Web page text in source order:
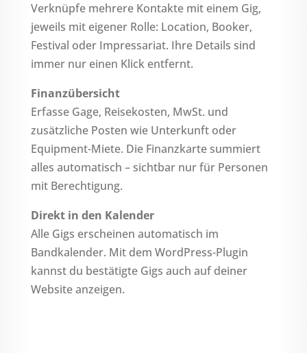
Verknüpfe mehrere Kontakte mit einem Gig,
jeweils mit eigener Rolle: Location, Booker,
Festival oder Impressariat. Ihre Details sind
immer nur einen Klick entfernt.
Finanzübersicht
Erfasse Gage, Reisekosten, MwSt. und
zusätzliche Posten wie Unterkunft oder
Equipment-Miete. Die Finanzkarte summiert
alles automatisch – sichtbar nur für Personen
mit Berechtigung.
Direkt in den Kalender
Alle Gigs erscheinen automatisch im
Bandkalender. Mit dem WordPress-Plugin
kannst du bestätigte Gigs auch auf deiner
Website anzeigen.